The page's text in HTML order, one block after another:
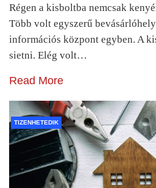
Régen a kisboltba nemcsak
Több volt egyszerű
információs központ egyben. A
sietni. Elég volt…
Read More
TIZENHETEDIK